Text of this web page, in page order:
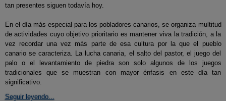
tan presentes siguen todavía hoy.
En el día más especial para los pobladores canarios, se organiza multitud
de actividades cuyo objetivo prioritario es mantener viva la tradición, a la
vez recordar una vez más parte de esa cultura por la que el pueblo
canario se caracteriza. La lucha canaria, el salto del pastor, el juego del
palo o el levantamiento de piedra son solo algunos de los juegos
tradicionales que se muestran con mayor énfasis en este día tan
significativo.
Seguir leyendo...